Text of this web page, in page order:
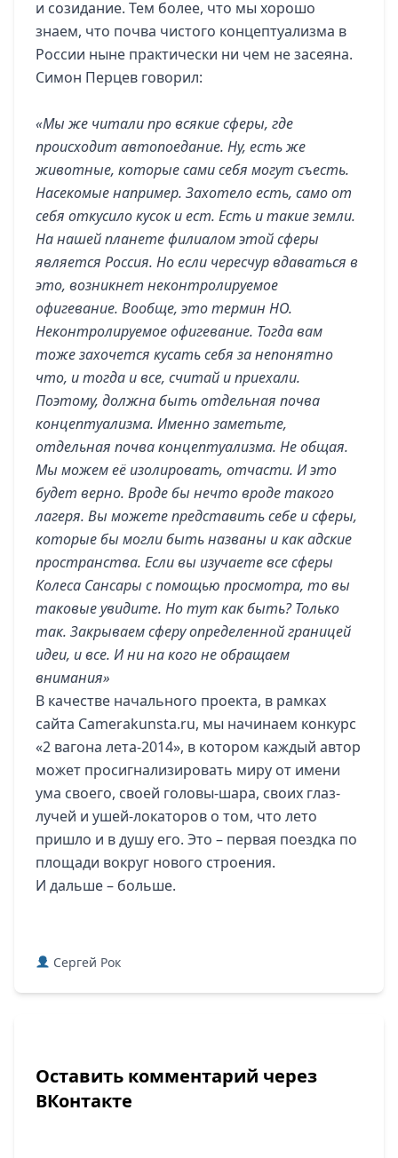
и созидание. Тем более, что мы хорошо
знаем, что почва чистого концептуализма в
России ныне практически ни чем не засеяна.
Симон Перцев говорил:
«Мы же читали про всякие сферы, где
происходит автопоедание. Ну, есть же
животные, которые сами себя могут съесть.
Насекомые например. Захотело есть, само от
себя откусило кусок и ест. Есть и такие земли.
На нашей планете филиалом этой сферы
является Россия. Но если чересчур вдаваться в
это, возникнет неконтролируемое
офигевание. Вообще, это термин НО.
Неконтролируемое офигевание. Тогда вам
тоже захочется кусать себя за непонятно
что, и тогда и все, считай и приехали.
Поэтому, должна быть отдельная почва
концептуализма. Именно заметьте,
отдельная почва концептуализма. Не общая.
Мы можем её изолировать, отчасти. И это
будет верно. Вроде бы нечто вроде такого
лагеря. Вы можете представить себе и сферы,
которые бы могли быть названы и как адские
пространства. Если вы изучаете все сферы
Колеса Сансары с помощью просмотра, то вы
таковые увидите. Но тут как быть? Только
так. Закрываем сферу определенной границей
идеи, и все. И ни на кого не обращаем
внимания»
В качестве начального проекта, в рамках
сайта Camerakunsta.ru, мы начинаем конкурс
«2 вагона лета-2014», в котором каждый автор
может просигнализировать миру от имени
ума своего, своей головы-шара, своих глаз-
лучей и ушей-локаторов о том, что лето
пришло и в душу его. Это – первая поездка по
площади вокруг нового строения.
И дальше – больше.
Сергей Рок
Оставить комментарий через
ВКонтакте